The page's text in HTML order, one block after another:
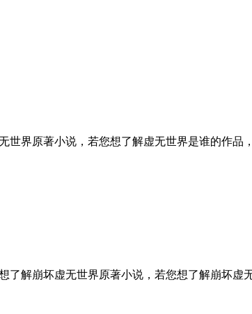
界原著小说，若您想了解虚无世界是谁的作品
解崩坏虚无世界原著小说，若您想了解崩坏虚